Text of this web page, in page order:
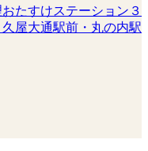
たすけステーション３
屋大通駅前・丸の内駅